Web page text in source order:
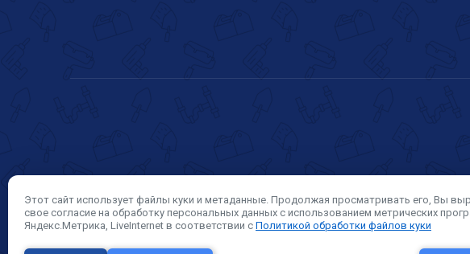
Этот сайт использует файлы куки и метаданные. Продолжая просматривать его, Вы
свое согласие на обработку персональных данных с использованием метрических
Яндекс.Метрика, LiveInternet в соответствии с Политикой обработки файлов куки